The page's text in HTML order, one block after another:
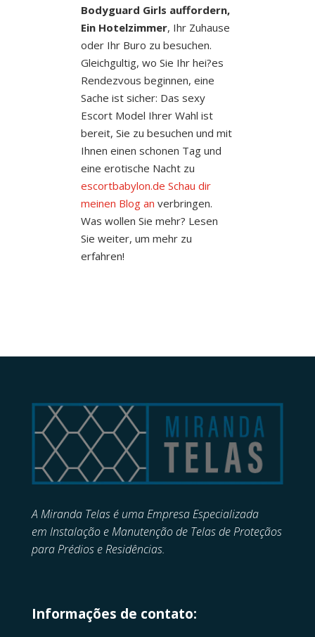
Bodyguard Girls auffordern,
Ein Hotelzimmer, Ihr Zuhause
oder Ihr Buro zu besuchen.
Gleichgultig, wo Sie Ihr hei?es
Rendezvous beginnen, eine
Sache ist sicher: Das sexy
Escort Model Ihrer Wahl ist
bereit, Sie zu besuchen und mit
Ihnen einen schonen Tag und
eine erotische Nacht zu
escortbabylon.de Schau dir
meinen Blog an verbringen.
Was wollen Sie mehr? Lesen
Sie weiter, um mehr zu
erfahren!
A Miranda Telas é uma Empresa Especializada
em Instalação e Manutenção de Telas de Proteçãos
para Prédios e Residências.
Informações de contato: